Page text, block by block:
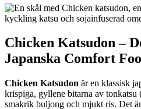
Chicken Katsudon –
Japanska Comfort
Chicken Katsudon är en klassisk
krispiga, gyllene bitarna av
smakrik buljong och mjukt ris. Det